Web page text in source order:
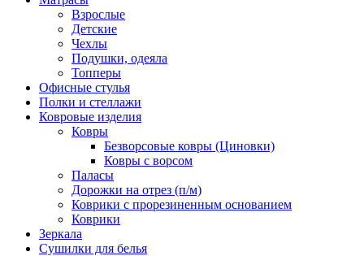
Взрослые
Детские
Чехлы
Подушки, одеяла
Топперы
Офисные стулья
Полки и стеллажи
Ковровые изделия
Ковры
Безворсовые ковры (Циновки)
Ковры с ворсом
Паласы
Дорожки на отрез (п/м)
Коврики с прорезиненным основанием
Коврики
Зеркала
Сушилки для белья